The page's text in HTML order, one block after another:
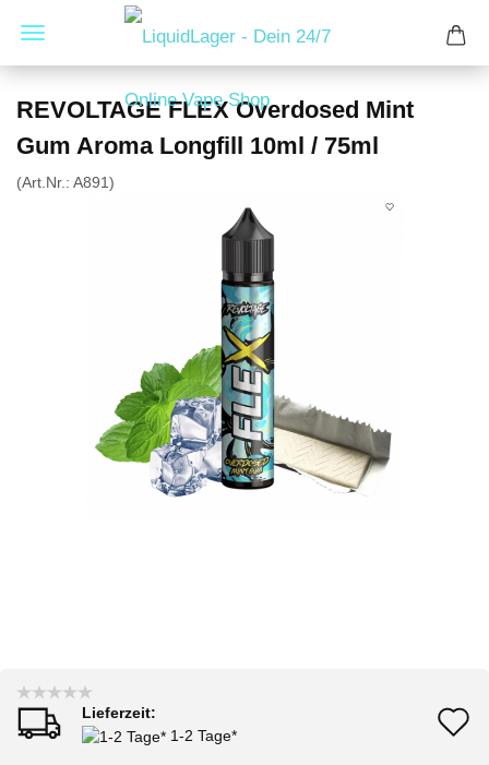
REVOLTAGE FLEX Overdosed Mint
Gum Aroma Longfill 10ml / 75ml
(Art.Nr.: A891)
Lieferzeit:
1-2 Tage*